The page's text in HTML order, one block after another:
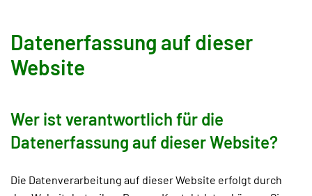
Datenerfassung auf dieser
Website
Wer ist verantwortlich für die
Datenerfassung auf dieser Website?
Die Datenverarbeitung auf dieser Website erfolgt durch